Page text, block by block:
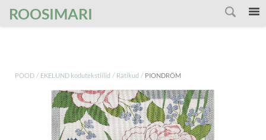
ROOSIMARI
POOD / EKELUND kodutekstiilid / Rätikud / PIONDRÖM